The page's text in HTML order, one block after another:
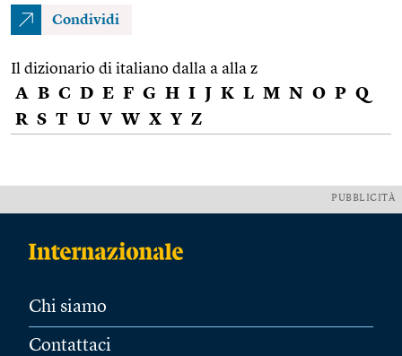
Condividi
Il dizionario di italiano dalla a alla z
A B C D E F G H I J K L M N O P Q
R S T U V W X Y Z
PUBBLICITÀ
Chi siamo
Contattaci